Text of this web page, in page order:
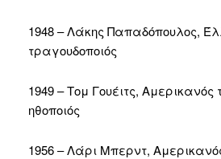
1948 – Λάκης Παπαδόπουλος,
τραγουδοποιός
1949 – Τομ Γουέιτς, Αμερικανός
ηθοποιός
1956 – Λάρι Μπερντ,